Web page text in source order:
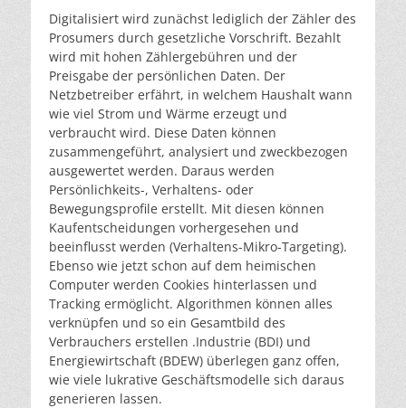
Digitalisiert wird zunächst lediglich der Zähler des
Prosumers durch gesetzliche Vorschrift. Bezahlt
wird mit hohen Zählergebühren und der
Preisgabe der persönlichen Daten. Der
Netzbetreiber erfährt, in welchem Haushalt wann
wie viel Strom und Wärme erzeugt und
verbraucht wird. Diese Daten können
zusammengeführt, analysiert und zweckbezogen
ausgewertet werden. Daraus werden
Persönlichkeits-, Verhaltens- oder
Bewegungsprofile erstellt. Mit diesen können
Kaufentscheidungen vorhergesehen und
beeinflusst werden (Verhaltens-Mikro-Targeting).
Ebenso wie jetzt schon auf dem heimischen
Computer werden Cookies hinterlassen und
Tracking ermöglicht. Algorithmen können alles
verknüpfen und so ein Gesamtbild des
Verbrauchers erstellen .Industrie (BDI) und
Energiewirtschaft (BDEW) überlegen ganz offen,
wie viele lukrative Geschäftsmodelle sich daraus
generieren lassen.